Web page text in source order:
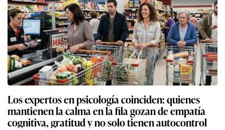
Los expertos en psicología coinciden: quienes
mantienen la calma en la fila gozan de empatía
cognitiva, gratitud y no solo tienen autocontrol